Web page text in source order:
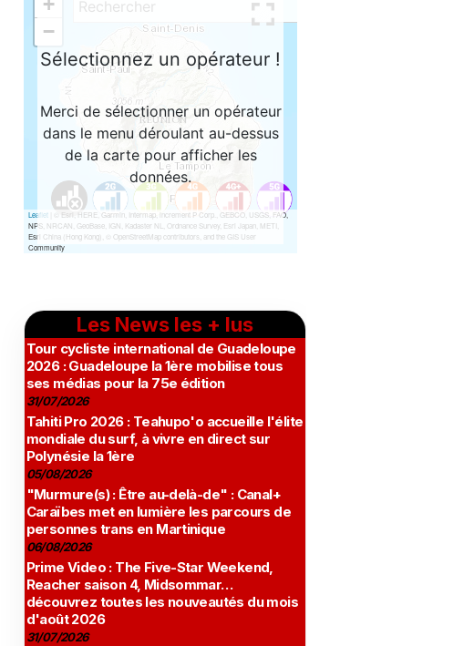
Les News les + lus
Tour cycliste international de Guadeloupe
2026 : Guadeloupe la 1ère mobilise tous
ses médias pour la 75e édition
31/07/2026
Tahiti Pro 2026 : Teahupo'o accueille l'élite
mondiale du surf, à vivre en direct sur
Polynésie la 1ère
05/08/2026
"Murmure(s) : Être au-delà-de" : Canal+
Caraïbes met en lumière les parcours de
personnes trans en Martinique
06/08/2026
Prime Video : The Five-Star Weekend,
Reacher saison 4, Midsommar…
découvrez toutes les nouveautés du mois
d'août 2026
31/07/2026